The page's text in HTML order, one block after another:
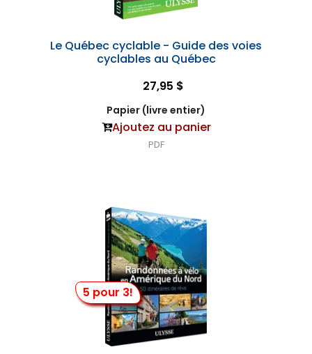
Le Québec cyclable - Guide des voies
cyclables au Québec
27,95 $
Papier (livre entier)
Ajoutez au panier
PDF
5 pour 3!